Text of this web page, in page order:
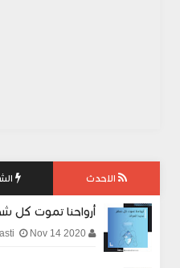
الاحدث
أرواحنا تموت كل
Nov 14 2020